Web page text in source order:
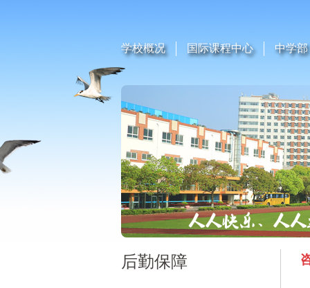
学校概况 国际课程中心 中学部
后勤保障